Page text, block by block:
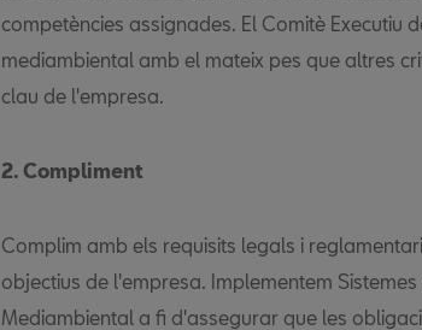
competències assignades. El Comitè Executiu
mediambiental amb el mateix pes que altres
clau de l'empresa.
2. Compliment
Complim amb els requisits legals i
objectius de l'empresa. Implementem
Mediambiental a fi d'assegurar que les